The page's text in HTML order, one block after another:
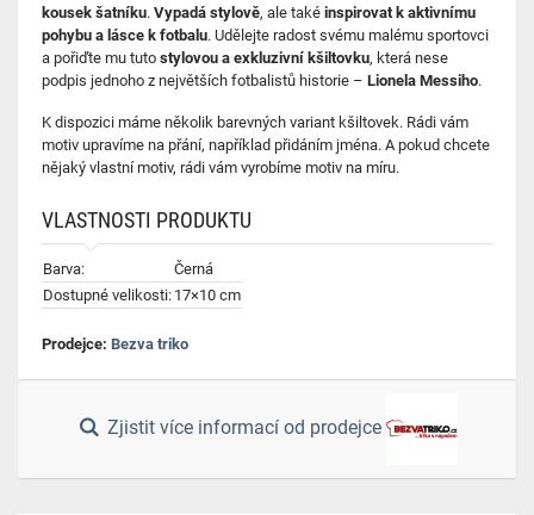
kousek šatníku. Vypadá stylově, ale také inspirovat k aktivnímu
pohybu a lásce k fotbalu. Udělejte radost svému malému sportovci
a pořiďte mu tuto stylovou a exkluzivní kšiltovku, která nese
podpis jednoho z největších fotbalistů historie – Lionela Messiho.
K dispozici máme několik barevných variant kšiltovek. Rádi vám
motiv upravíme na přání, například přidáním jména. A pokud chcete
nějaký vlastní motiv, rádi vám vyrobíme motiv na míru.
VLASTNOSTI PRODUKTU
Barva:
Černá
Dostupné velikosti: 17×10 cm
Prodejce: Bezva triko
Zjistit více informací od prodejce